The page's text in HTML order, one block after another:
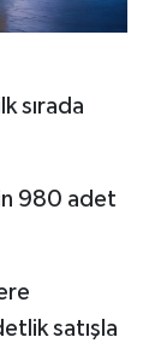
sırada
980 adet
satışla